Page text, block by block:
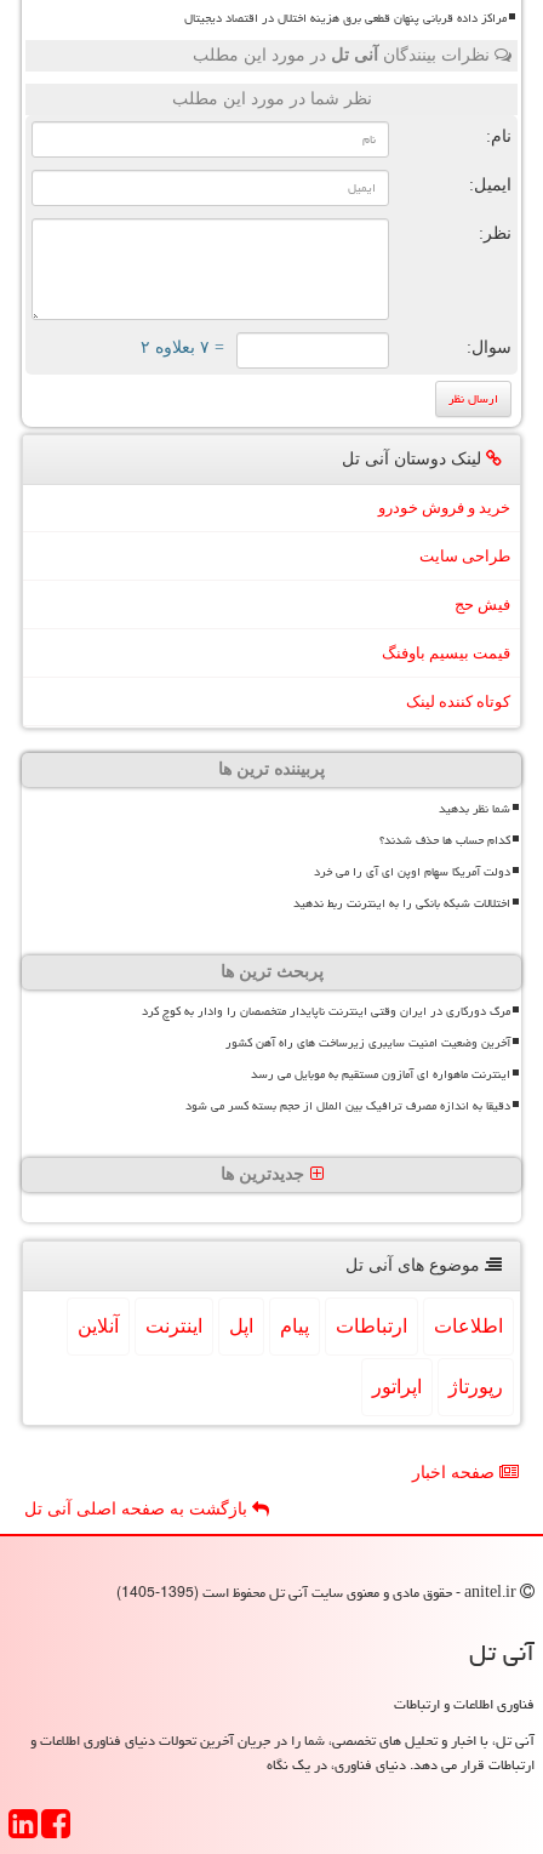
مراکز داده قربانی پنهان قطعی برق هزینه اختلال در اقتصاد دیجیتال
نظرات بینندگان آنی تل در مورد این مطلب
نظر شما در مورد این مطلب
نام:
ایمیل:
نظر:
سوال: = ۷ بعلاوه ۲
لینک دوستان آنی تل
خرید و فروش خودرو
طراحی سایت
فیش حج
قیمت بیسیم باوفنگ
کوتاه کننده لینک
پربیننده ترین ها
شما نظر بدهید
کدام حساب ها حذف شدند؟
دولت آمریکا سهام اوپن ای آی را می خرد
اختلالات شبکه بانکی را به اینترنت ربط ندهید
پربحث ترین ها
مرگ دورکاری در ایران وقتی اینترنت ناپایدار متخصصان را وادار به کوچ کرد
آخرین وضعیت امنیت سایبری زیرساخت های راه آهن کشور
اینترنت ماهواره ای آمازون مستقیم به موبایل می رسد
دقیقا به اندازه مصرف ترافیک بین الملل از حجم بسته کسر می شود
جدیدترین ها
موضوع های آنی تل
اطلاعات ارتباطات پیام اپل اینترنت آنلاین
رپورتاژ اپراتور
صفحه اخبار
بازگشت به صفحه اصلی آنی تل
آنی تل
فناوری اطلاعات و ارتباطات
آنی تل، با اخبار و تحلیل های تخصصی، شما را در جریان آخرین تحولات دنیای فناوری اطلاعات و
ارتباطات قرار می دهد. دنیای فناوری، در یک نگاه